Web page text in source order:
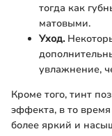
тогда как
матовыми.
Уход.
увлажнение,
Кроме того, тинт
эффекта, в то
более яркий и